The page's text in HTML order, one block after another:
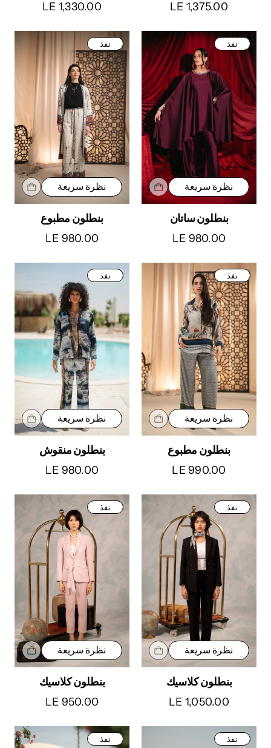
LE 1,375.00
LE 1,330.00
نفذ
نظرة سريعة
بنطلون ساتان
LE 980.00
نفذ
نظرة سريعة
بنطلون مطبوع
LE 980.00
نفذ
نظرة سريعة
بنطلون مطبوع
LE 990.00
نفذ
نظرة سريعة
بنطلون منقوش
LE 980.00
نفذ
نظرة سريعة
بنطلون كلاسيك
LE 1,050.00
نفذ
نظرة سريعة
بنطلون كلاسيك
LE 950.00
نفذ نفذ